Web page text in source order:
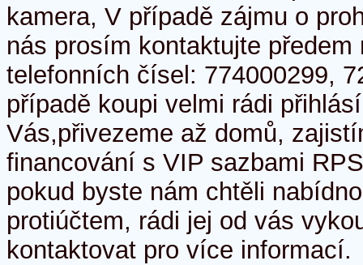
kamera, V případě zájmu o
nás prosím kontaktujte
telefonních čísel: 774000299,
případě koupi velmi rádi
Vás,přivezeme až domů,
financování s VIP sazbami
pokud byste nám chtěli
protiúčtem, rádi jej od vás
kontaktovat pro více informací.